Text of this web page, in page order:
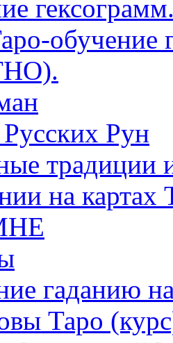
обучение
Рун
традиции
на картах
гаданию
Таро